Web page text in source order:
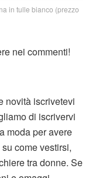
in tulle bianco (prezzo
nei commenti!
novità iscrivetevi
di iscrivervi
moda per avere
come vestirsi,
tra donne. Se